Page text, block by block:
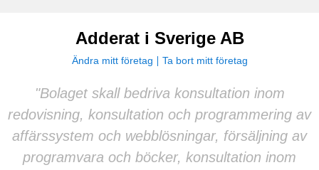
Adderat i Sverige AB
Ändra mitt företag Ta bort mitt företag
"Bolaget skall bedriva konsultation inom
redovisning, konsultation och programmering av
affärssystem och webblösningar, försäljning av
programvara och böcker, konsultation inom